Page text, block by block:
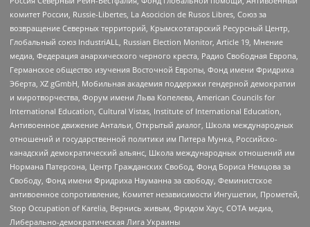
комитет России, Russie-Libertes, La Asocicion de Rusos Libres, Союз за
возвращение Северных территорий, Крымскотатарский Ресурсный Центр,
Глобальный союз IndustriALL, Russian Election Monitor, Article 19, Мнение
медиа, Федерация анархического черного креста, Радио Свободная Европа,
Германское общество изучения Восточной Европы, Фонд имени Фридриха
Эберта, XZ gGmbH, Мобильная академия поддержки гендерной демократии
и миротворчества, Форум имени Льва Копелева, American Councils for
International Education, Cultural Vistas, Institute of International Education,
Антивоенное движение Антальи, Открытый диалог, Школа международных
отношений и государственной политики им Питера Мунка, Российско-
канадский демократический альянс, Школа международных отношений им
Нормана Патерсона, Центр Гражданских Свобод, Фонд Бориса Немцова за
Свободу, Фонд имени Фридриха Науманна за свободу, Феминистское
антивоенное сопротивление, Комитет независимости Ингушетии, Прометей,
Stop Occupation of Karelia, Вернись живым, Фридом Хаус, СОТА медиа,
Либерально-демократическая Лига Украины